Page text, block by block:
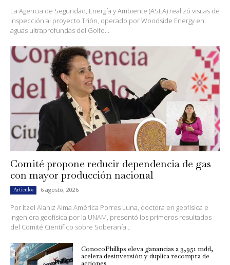
La Agencia de Seguridad, Energía y Ambiente (ASEA) realizó visitas de
inspección al proyecto Trión, operado por Woodside Energy en
aguas ultraprofundas del Golfo...
Comité propone reducir dependencia de gas
con mayor producción nacional
Artículos 6 agosto, 2026
Por Itzel Alaniz Alma América Porres Luna, doctora en geofísica e
ingeniera geofísica por la UNAM, presentó los primeros resultados
del Comité Científico sobre Soberanía...
ConocoPhillips eleva ganancias a 3,951 mdd,
acelera desinversión y duplica recompra de
acciones